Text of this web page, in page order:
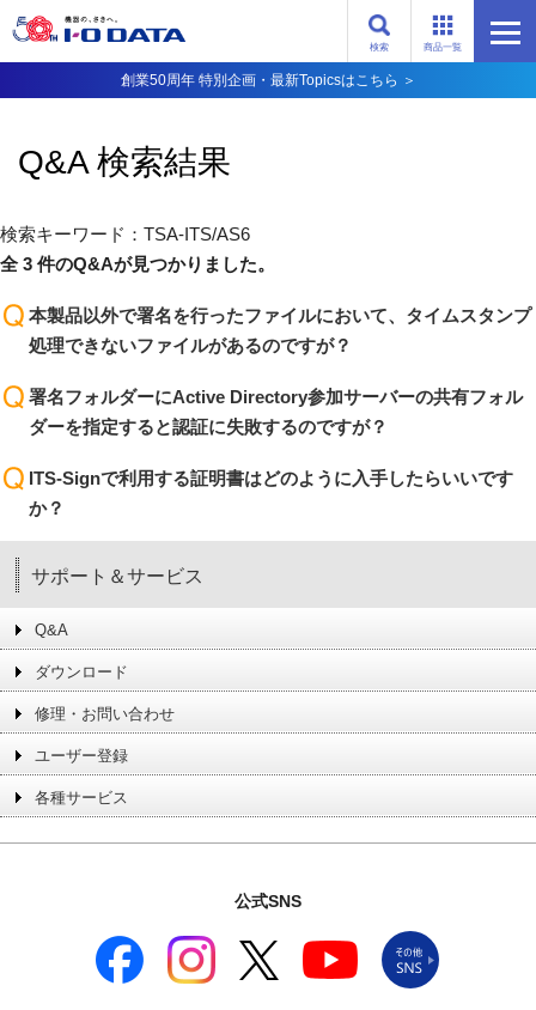
商品一覧
検索
創業50周年 特別企画・最新Topicsはこちら ＞
Q&A 検索結果
検索キーワード：TSA-ITS/AS6
全 3 件のQ&Aが見つかりました。
本製品以外で署名を行ったファイルにおいて、タイムスタンプ
処理できないファイルがあるのですが？
署名フォルダーにActive Directory参加サーバーの共有フォル
ダーを指定すると認証に失敗するのですが？
ITS-Signで利用する証明書はどのように入手したらいいです
か？
サポート＆サービス
Q&A
ダウンロード
修理・お問い合わせ
ユーザー登録
各種サービス
公式SNS